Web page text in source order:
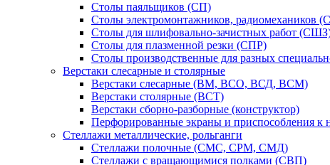
Столы паяльщиков (СП)
Столы электромонтажников, радиомехаников
Столы для шлифовально-зачистных работ
Столы для плазменной резки (СПР)
Столы производственные для разных
Верстаки слесарные и столярные
Верстаки слесарные (ВМ, ВСО, ВСД, ВСМ)
Верстаки столярные (ВСТ)
Верстаки сборно-разборные (конструктор)
Перфорированные экраны и приспособления
Стеллажи металлические, рольганги
Стеллажи полочные (СМС, СРМ, СМД)
Стеллажи с вращающимися полками (СВП)